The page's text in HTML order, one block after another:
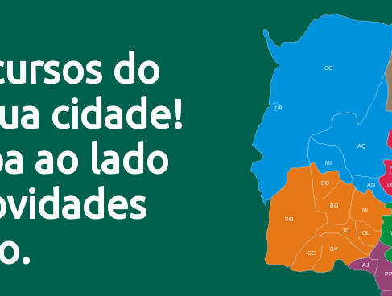
do
cidade!
ao lado
CO
AQ
MI
AN
BD
BO
NI
JD
PO
BV
CC
PP
AJ
GL
LA